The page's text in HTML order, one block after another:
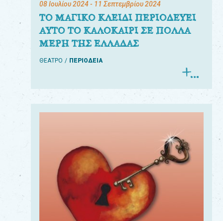
08 Ιουλίου 2024- 11 Σεπτεμβρίου 2024
ΤΟ ΜΑΓΙΚΟ ΚΛΕΙΔΙ ΠΕΡΙΟΔΕΥΕΙ
ΑΥΤΟ ΤΟ ΚΑΛΟΚΑΙΡΙ ΣΕ ΠΟΛΛΑ
ΜΕΡΗ ΤΗΣ ΕΛΛΑΔΑΣ
ΘΕΑΤΡΟ ΠΕΡΙΟΔΕΙΑ